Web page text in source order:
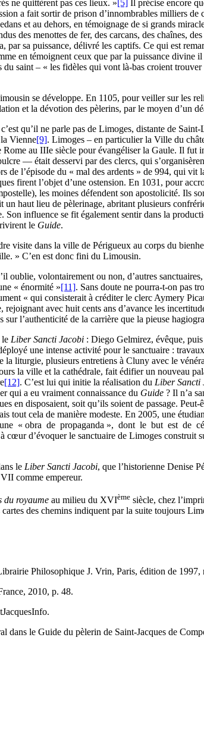
ne quittèrent pas ces lieux. » [5]
Il précise encore
a fait sortir de prison d’innombrables milliers
et au dehors, en témoignage de si grands
des menottes de fer, des carcans, des chaînes,
sa puissance, délivré les captifs. Ce qui est
en témoignent ceux que par la puissance divine
saint – « les fidèles qui vont là-bas croient
se développe. En 1105, pour veiller sur les
et la dévotion des pèlerins, par le moyen d’un
qu’il ne parle pas de Limoges, distante de
Vienne[9]. Limoges – en particulier la Ville du
au IIIe siècle pour évangéliser la Gaule. Il
— était desservi par des clercs, qui
de l’épisode du « mal des ardents » de 994, qui
firent l’objet d’une ostension. En 1031, pour
les moines défendent son apostolicité. Ils
haut lieu de pèlerinage, abritant plusieurs
influence se fit également sentir dans la
le Guide.
visite dans la ville de Périgueux au corps du
» C’en est donc fini du Limousin.
oublie, volontairement ou non, d’autres
« énormité »[11]. Sans doute ne pourra-t-on pas
« qui consisterait à créditer le clerc Aymery
avec huit cents ans d’avance les
l’authenticité de la carrière que la pieuse
le Liber Sancti Jacobi : Diego Gelmirez, évêque,
une intense activité pour le sanctuaire :
la liturgie, plusieurs entretiens à Cluny avec le
la ville et la cathédrale, fait édifier un nouveau
[12]. C’est lui qui initie la réalisation du Liber Sancti
qui a eu vraiment connaissance du Guide ? Il n’a
en disposaient, soit qu’ils soient de passage.
tout cela de manière modeste. En 2005, une
une « obra de propaganda », dont le but est de
cœur d’évoquer le sanctuaire de Limoges
le Liber Sancti Jacobi, que l’historienne Denise
comme empereur.
du royaume au milieu du XVIème siècle, chez
des chemins indiquent par la suite toujours
Philosophique J. Vrin, Paris, édition de 1997,
2010, p. 48.
dans le Guide du pèlerin de Saint-Jacques de